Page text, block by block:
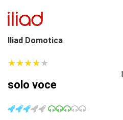
Iliad Domotica
★★★★★
★★★★★
solo voce